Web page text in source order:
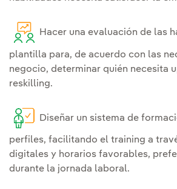
Hacer una evaluación de las
plantilla para, de acuerdo con las
negocio, determinar quién necesita
reskilling.
Diseñar un sistema de
perfiles, facilitando el training a
digitales y horarios favorables,
durante la jornada laboral.